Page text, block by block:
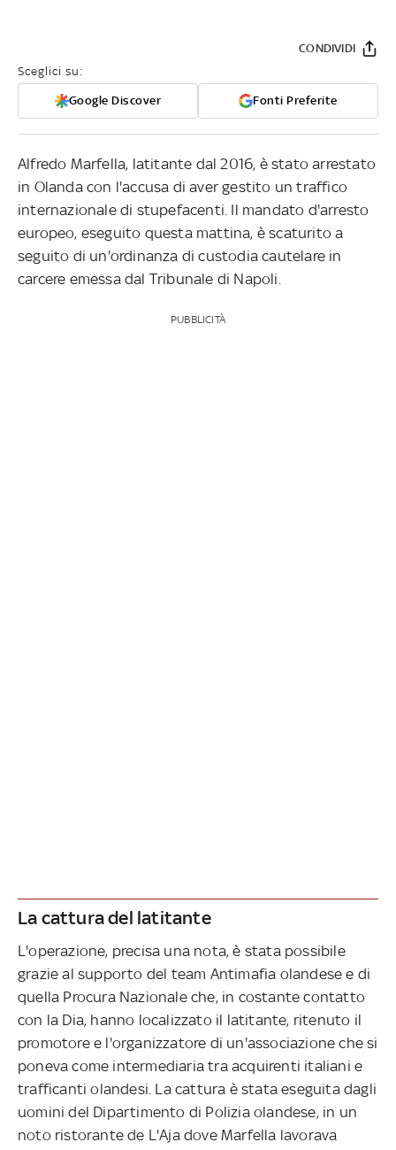
Sceglici su:
Google Discover Fonti Preferite
CONDIVIDI
Alfredo Marfella, latitante dal 2016, è stato arrestato
in Olanda con l'accusa di aver gestito un traffico
internazionale di stupefacenti. Il mandato d'arresto
europeo, eseguito questa mattina, è scaturito a
seguito di un'ordinanza di custodia cautelare in
carcere emessa dal Tribunale di Napoli.
PUBBLICITÀ
La cattura del latitante
L'operazione, precisa una nota, è stata possibile
grazie al supporto del team Antimafia olandese e di
quella Procura Nazionale che, in costante contatto
con la Dia, hanno localizzato il latitante, ritenuto il
promotore e l'organizzatore di un'associazione che si
poneva come intermediaria tra acquirenti italiani e
trafficanti olandesi. La cattura è stata eseguita dagli
uomini del Dipartimento di Polizia olandese, in un
noto ristorante de L'Aja dove Marfella lavorava